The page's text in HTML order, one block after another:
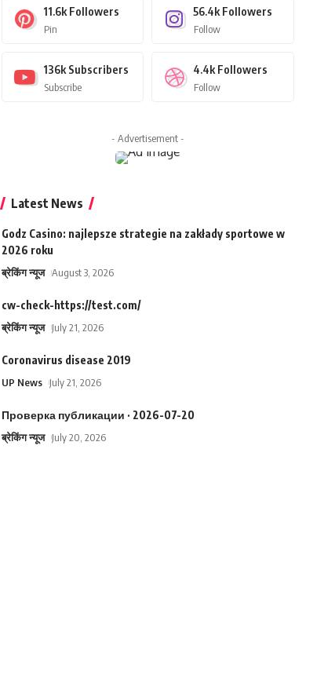
11.6k Followers
Pin
56.4k Followers
Follow
136k Subscribers
Subscribe
4.4k Followers
Follow
- Advertisement -
Latest News
Godz Casino: najlepsze strategie na zakłady sportowe w
2026 roku
ब्रेकिंग न्यूज August 3, 2026
cw-check-https://test.com/
ब्रेकिंग न्यूज July 21, 2026
Coronavirus disease 2019
UP News July 21, 2026
Проверка публикации · 2026-07-20
ब्रेकिंग न्यूज July 20, 2026